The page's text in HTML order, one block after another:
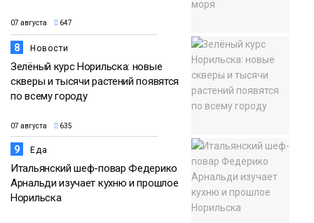
07 августа 647
8 Новости
Зелёный курс Норильска: новые
скверы и тысячи растений появятся
по всему городу
07 августа 635
9 Еда
Итальянский шеф-повар Федерико
Арнальди изучает кухню и прошлое
Норильска